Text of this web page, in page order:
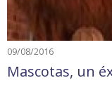
09/08/2016
Mascotas, un